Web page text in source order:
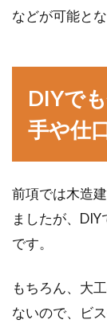
などが可能とな
DIYで
手や仕
前項では木造
ましたが、
です。
もちろん、大
ないので、ビ